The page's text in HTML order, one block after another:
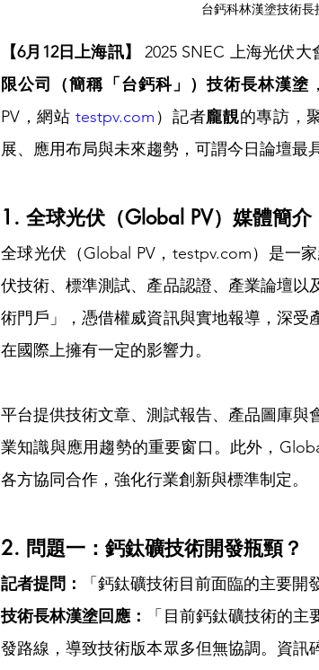
台鈣科林漢塗技術
【6月12日上海訊】 2025 SNEC 上海光伏大
限公司（簡稱「台鈣科」）技術長林漢塗
PV，網站 testpv.com ）記者龐靚的專訪，
展、應用布局與未來趨勢，可謂今日論壇最
1. 全球光伏（Global PV）媒體簡介
全球光伏（Global PV，testpv.com）是一
伏技術、標準測試、產品認證、產業論壇
術門戶」，憑借權威資訊與實地報導，深
在國際上擁有一定的影響力。
平台提供技術文章、測試報告、產品圖庫
業知識與應用趨勢的重要窗口。此外，
各方協同合作，強化行業創新與標準制定。
2. 問題一：鈣鈦礦技術開發瓶頸？
記者提問：
「鈣鈦礦技術目前面臨的主要開
技術長林漢塗回應：
「目前鈣鈦礦技術的
發路線，導致技術版本眾多但無協調。資